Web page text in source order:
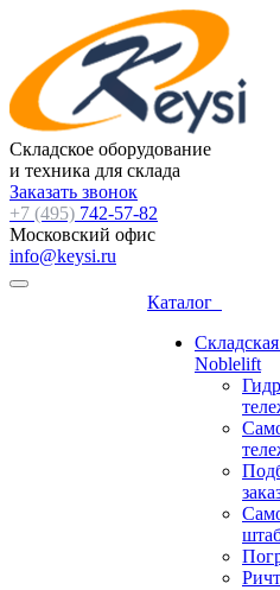
Складское оборудование
и техника для склада
Заказать звонок
+7 (495) 742-57-82
Московский офис
info@keysi.ru
Каталог
Noblelift